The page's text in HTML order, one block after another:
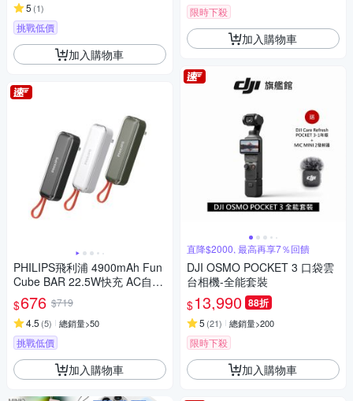
5 (1)
挑戰低價
加入購物車
PHILIPS飛利浦 4900mAh Fun
Cube BAR 22.5W快充 AC自帶
線 Type-C線行動電源 DLP520
1C 17.88Wh_具Wh標示
$676 $719
4.5 (5) 總銷量>50
挑戰低價
加入購物車
限時下殺
加入購物車
直降$2000, 最高再享7％回饋
DJI OSMO POCKET 3 口袋雲
台相機-全能套裝
$13,990 88折
5 (21) 總銷量>200
限時下殺
加入購物車